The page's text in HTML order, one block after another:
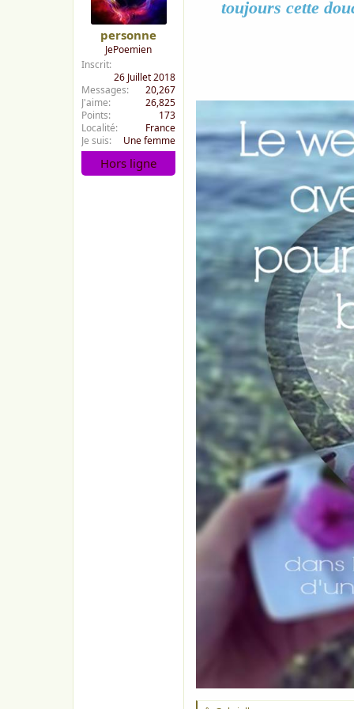
personne
JePoemien
Inscrit
26 Juillet 2018
Messages
20,267
J'aime
26,825
Points
173
Localité
France
Je suis
Une femme
Hors ligne
toujours cette